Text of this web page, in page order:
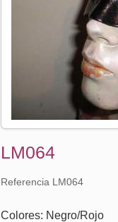
LM064
Referencia LM064
Colores: Negro/Rojo